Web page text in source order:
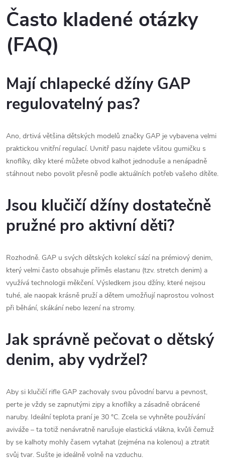
Často kladené otázky
(FAQ)
Mají chlapecké džíny GAP
regulovatelný pas?
Ano, drtivá většina dětských modelů značky GAP je vybavena velmi
praktickou vnitřní regulací. Uvnitř pasu najdete všitou gumičku s
knoflíky, díky které můžete obvod kalhot jednoduše a nenápadně
stáhnout nebo povolit přesně podle aktuálních potřeb vašeho dítěte.
Jsou klučičí džíny dostatečně
pružné pro aktivní děti?
Rozhodně. GAP u svých dětských kolekcí sází na prémiový denim,
který velmi často obsahuje příměs elastanu (tzv. stretch denim) a
využívá technologii měkčení. Výsledkem jsou džíny, které nejsou
tuhé, ale naopak krásně pruží a dětem umožňují naprostou volnost
při běhání, skákání nebo lezení na stromy.
Jak správně pečovat o dětský
denim, aby vydržel?
Aby si klučičí rifle GAP zachovaly svou původní barvu a pevnost,
perte je vždy se zapnutými zipy a knoflíky a zásadně obrácené
naruby. Ideální teplota praní je 30 °C. Zcela se vyhněte používání
aviváže – ta totiž nenávratně narušuje elastická vlákna, kvůli čemuž
by se kalhoty mohly časem vytahat (zejména na kolenou) a ztratit
svůj tvar. Sušte je ideálně volně na vzduchu.